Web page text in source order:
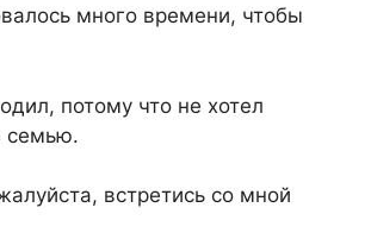
много времени, чтобы
потому что не хотел
семью.
встретись со мной